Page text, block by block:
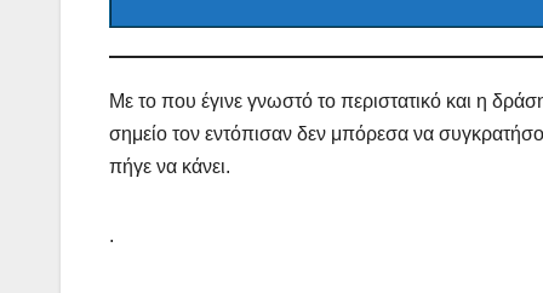
Με το που έγινε γνωστό το περιστατικό και η
σημείο τον εντόπισαν δεν μπόρεσα να
πήγε να κάνει.
.